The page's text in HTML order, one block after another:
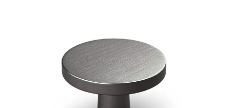
Zalo epleblomst 7,5 dl
Megaplan